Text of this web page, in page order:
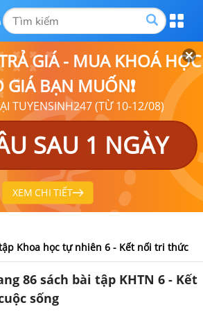
GIÁ - MUA KHOÁ HỌC
GIÁ BẠN MUỐN❗
TUYENSINH247 (TỪ 10-12/08)
SAU 1 NGÀY
XEM CHI TIẾT
Khoa học tự nhiên 6 - Kết nối tri thức
86 sách bài tập KHTN 6 - Kết
sống